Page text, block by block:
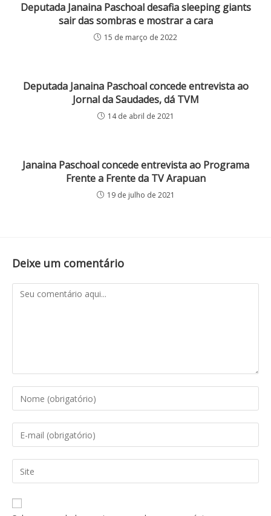
Deputada Janaina Paschoal desafia sleeping giants
sair das sombras e mostrar a cara
15 de março de 2022
Deputada Janaina Paschoal concede entrevista ao
Jornal da Saudades, dá TVM
14 de abril de 2021
Janaina Paschoal concede entrevista ao Programa
Frente a Frente da TV Arapuan
19 de julho de 2021
Deixe um comentário